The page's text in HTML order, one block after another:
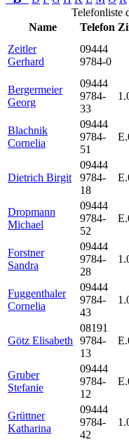
Telefonliste
Name
Telefon
Zeitler
Gerhard
09444
9784-0
Bergermeier
Georg
09444
9784-
33
Blachnik
Cornelia
09444
9784-
51
Dietrich Birgit
09444
9784-
18
Dropmann
Michael
09444
9784-
52
Forstner
Sandra
09444
9784-
28
Fuggenthaler
Cornelia
09444
9784-
43
Götz Elisabeth
08191
9784-
13
Gruber
Stefanie
09444
9784-
12
Grüttner
Katharina
09444
9784-
42